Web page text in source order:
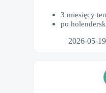
3 miesięcy
po
2026-05-